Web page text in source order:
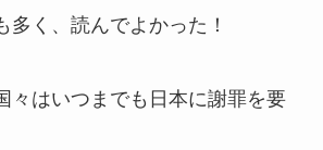
多く、読んでよかった！
々はいつまでも日本に謝罪を要